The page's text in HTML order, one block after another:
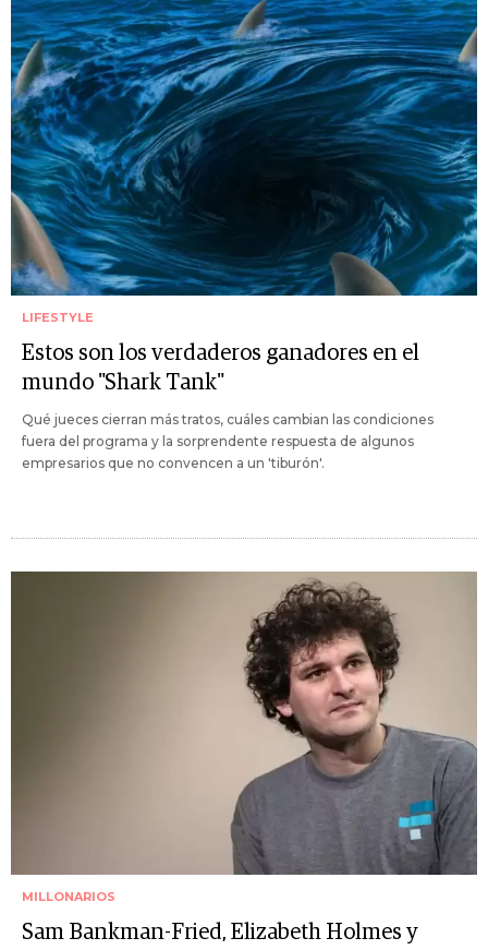
LIFESTYLE
Estos son los verdaderos ganadores en el
mundo "Shark Tank"
Qué jueces cierran más tratos, cuáles cambian las condiciones
fuera del programa y la sorprendente respuesta de algunos
empresarios que no convencen a un 'tiburón'.
MILLONARIOS
Sam Bankman-Fried, Elizabeth Holmes y